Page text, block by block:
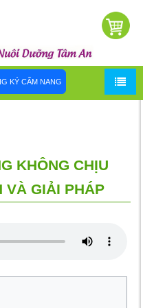
KÝ CẨM NANG
KHÔNG CHỊU
VÀ GIẢI PHÁP